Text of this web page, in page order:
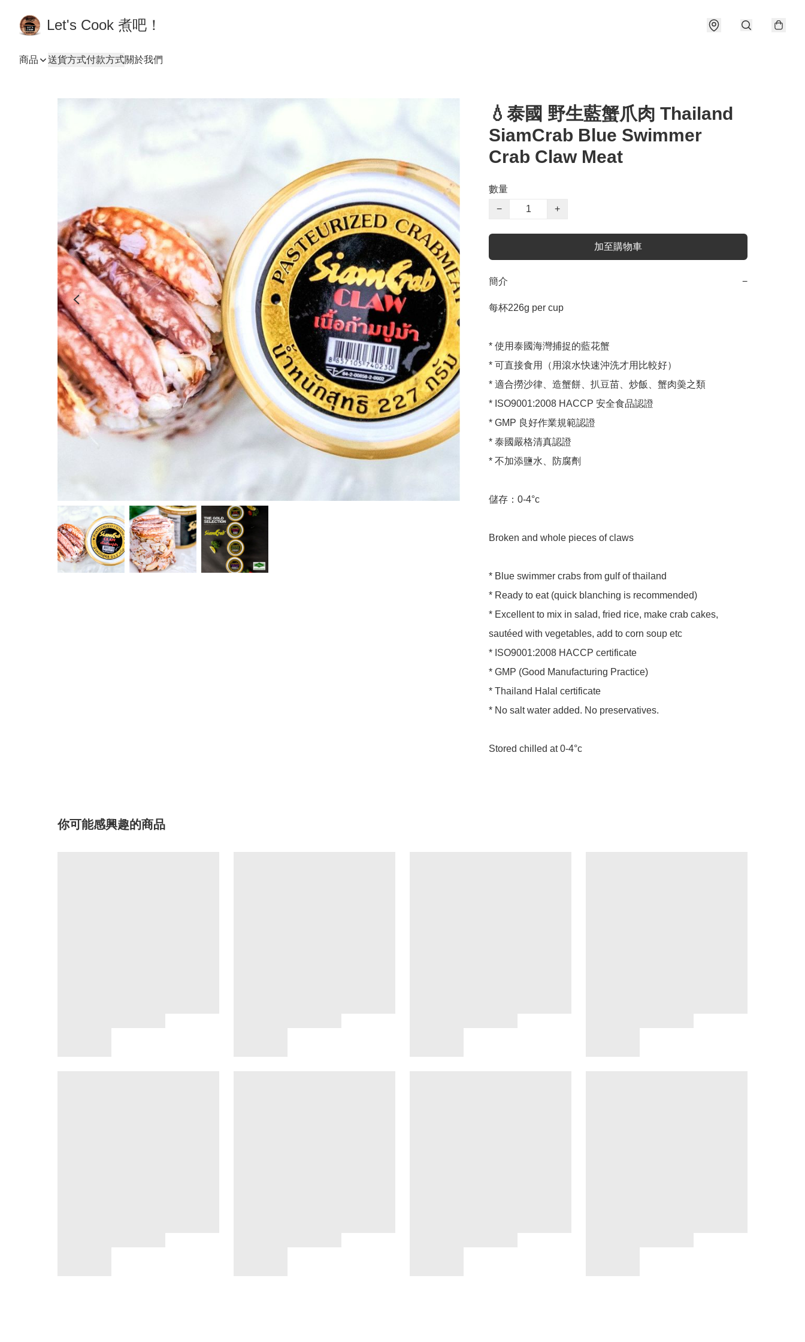
Let's Cook 煮吧！
商品 送貨方式付款方式關於我們
💧泰國 野生藍蟹爪肉 Thailand
SiamCrab Blue Swimmer
Crab Claw Meat
數量
−
+
加至購物車
簡介 −
每杯226g per cup
* 使用泰國海灣捕捉的藍花蟹
* 可直接食用（用滾水快速沖洗才用比較好）
* 適合撈沙律、造蟹餅、扒豆苗、炒飯、蟹肉羮之類
* ISO9001:2008 HACCP 安全食品認證
* GMP 良好作業規範認證
* 泰國嚴格清真認證
* 不加添鹽水、防腐劑
儲存：0-4°c
Broken and whole pieces of claws
* Blue swimmer crabs from gulf of thailand
* Ready to eat (quick blanching is recommended)
* Excellent to mix in salad, fried rice, make crab cakes,
sautéed with vegetables, add to corn soup etc
* ISO9001:2008 HACCP certificate
* GMP (Good Manufacturing Practice)
* Thailand Halal certificate
* No salt water added. No preservatives.
Stored chilled at 0-4°c
你可能感興趣的商品